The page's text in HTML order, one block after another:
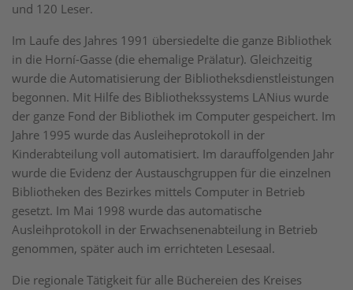
und 120 Leser.
Im Laufe des Jahres 1991 übersiedelte die ganze Bibliothek
in die Horní-Gasse (die ehemalige Prälatur). Gleichzeitig
wurde die Automatisierung der Bibliotheksdienstleistungen
begonnen. Mit Hilfe des Bibliothekssystems LANius wurde
der ganze Fond der Bibliothek im Computer gespeichert. Im
Jahre 1995 wurde das Ausleiheprotokoll in der
Kinderabteilung voll automatisiert. Im darauffolgenden Jahr
wurde die Evidenz der Austauschgruppen für die einzelnen
Bibliotheken des Bezirkes mittels Computer in Betrieb
gesetzt. Im Mai 1998 wurde das automatische
Ausleihprotokoll in der Erwachsenenabteilung in Betrieb
genommen, später auch im errichteten Lesesaal.
Die regionale Tätigkeit für alle Büchereien des Kreises